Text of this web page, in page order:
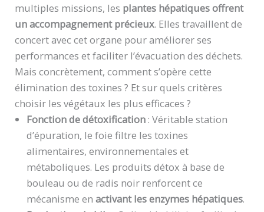
multiples missions, les plantes hépatiques offrent
un accompagnement précieux. Elles travaillent de
concert avec cet organe pour améliorer ses
performances et faciliter l’évacuation des déchets.
Mais concrètement, comment s’opère cette
élimination des toxines ? Et sur quels critères
choisir les végétaux les plus efficaces ?
Fonction de détoxification: Véritable station
d’épuration, le foie filtre les toxines
alimentaires, environnementales et
métaboliques. Les produits détox à base de
bouleau ou de radis noir renforcent ce
mécanisme enactivant les enzymes hépatiques.